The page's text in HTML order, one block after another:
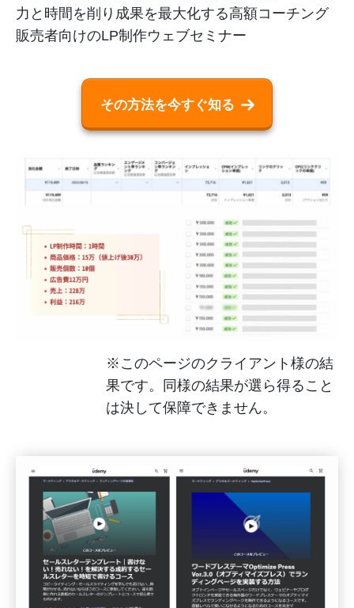
力と時間を削り成果を最大化する高額コーチング
販売者向けのLP制作ウェブセミナー
その方法を今すぐ知る
※このページのクライアント様の結
果です。同様の結果が選ら得ること
は決して保障できません。